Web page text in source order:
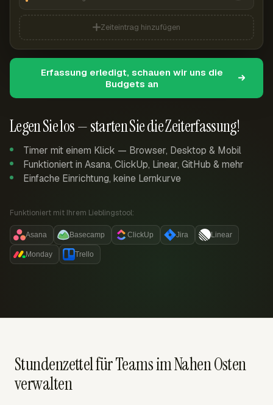
Legen Sie los — starten Sie die Zeiterfassung!
Timer mit einem Klick — Browser, Desktop & Mobil
Funktioniert in Asana, ClickUp, Linear, GitHub & mehr
Einfache Einrichtung, keine Lernkurve
Funktioniert mit Ihrem Lieblingstool:
Asana Basecamp ClickUp Jira Linear
Monday Trello
Zeiteintrag hinzufügen
Erfassung erledigt, schauen wir uns die
Budgets an
Stundenzettel für Teams im Nahen Osten
verwalten